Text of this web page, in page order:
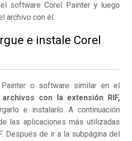
software Corel Painter y luego
archivo con él.
e instale Corel
o software similar en el
archivos con la extensión RIF,
e instalarlo. A continuación
las aplicaciones más utilizadas
Después de ir a la subpágina del